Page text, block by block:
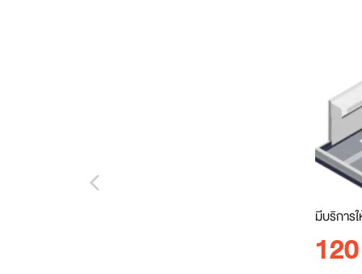
มีบริการ
120
arrow_back_ios_new